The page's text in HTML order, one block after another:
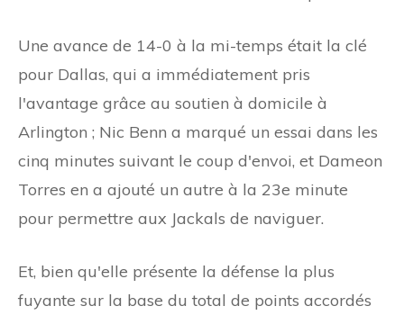
Une avance de 14-0 à la mi-temps était la clé
pour Dallas, qui a immédiatement pris
l'avantage grâce au soutien à domicile à
Arlington ; Nic Benn a marqué un essai dans les
cinq minutes suivant le coup d'envoi, et Dameon
Torres en a ajouté un autre à la 23e minute
pour permettre aux Jackals de naviguer.
Et, bien qu'elle présente la défense la plus
fuyante sur la base du total de points accordés